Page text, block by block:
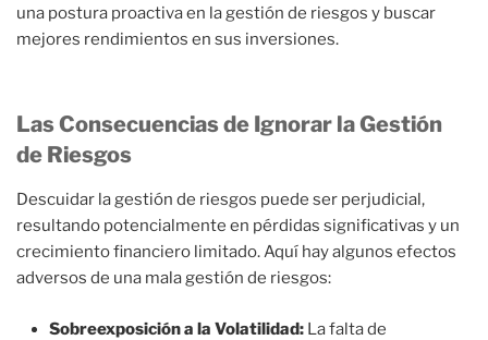
una postura proactiva en la gestión de riesgos y buscar
mejores rendimientos en sus inversiones.
Las Consecuencias de Ignorar la Gestión
de Riesgos
Descuidar la gestión de riesgos puede ser perjudicial,
resultando potencialmente en pérdidas significativas y un
crecimiento financiero limitado. Aquí hay algunos efectos
adversos de una mala gestión de riesgos:
Sobreexposición a la Volatilidad: La falta de